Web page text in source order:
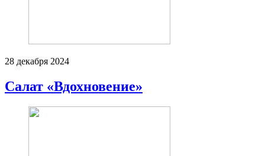
28 декабря 2024
Салат «Вдохновение»